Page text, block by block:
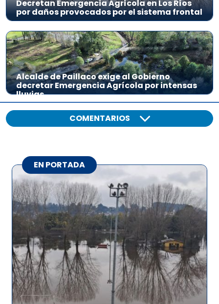
Decretan Emergencia Agrícola en Los Ríos
por daños provocados por el sistema frontal
Alcalde de Paillaco exige al Gobierno
decretar Emergencia Agrícola por intensas
lluvias
COMENTARIOS
EN PORTADA